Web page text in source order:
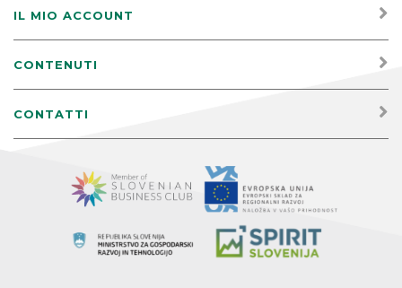
IL MIO ACCOUNT
CONTENUTI
CONTATTI